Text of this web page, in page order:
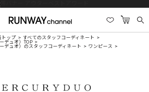
トップ すべてのスタッフコーディネート
デュオ）TOP
デュオ）のスタッフコーディネート ワンピース